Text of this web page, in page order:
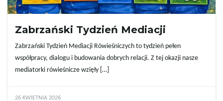
Zabrzański Tydzień Mediacji
Zabrzański Tydzień Mediacji Rówieśniczych to tydzień pełen
współpracy, dialogu i budowania dobrych relacji. Z tej okazji nasze
mediatorki rówieśnicze wzięły […]
26 KWIETNIA 2026